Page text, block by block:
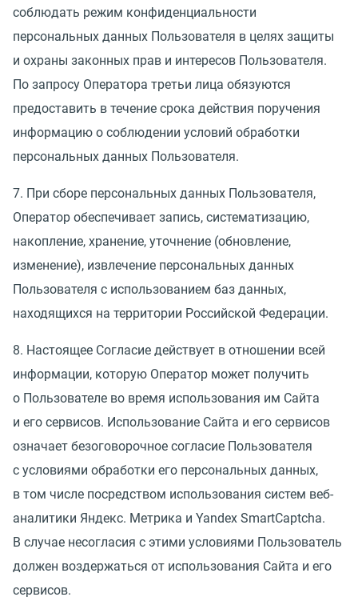
соблюдать режим конфиденциальности
персональных данных Пользователя в целях защиты
и охраны законных прав и интересов Пользователя.
По запросу Оператора третьи лица обязуются
предоставить в течение срока действия поручения
информацию о соблюдении условий обработки
персональных данных Пользователя.
7. При сборе персональных данных Пользователя,
Оператор обеспечивает запись, систематизацию,
накопление, хранение, уточнение (обновление,
изменение), извлечение персональных данных
Пользователя с использованием баз данных,
находящихся на территории Российской Федерации.
8. Настоящее Согласие действует в отношении всей
информации, которую Оператор может получить
о Пользователе во время использования им Сайта
и его сервисов. Использование Сайта и его сервисов
означает безоговорочное согласие Пользователя
с условиями обработки его персональных данных,
в том числе посредством использования систем веб-
аналитики Яндекс. Метрика и Yandex SmartCaptcha.
В случае несогласия с этими условиями Пользователь
должен воздержаться от использования Сайта и его
сервисов.